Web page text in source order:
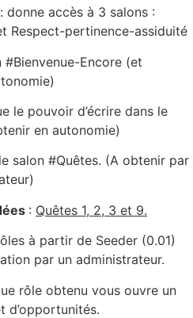
donne accès à 3 salons :
Respect-pertinence-assiduité
#Bienvenue-Encore (et
le pouvoir d’écrire dans le
en autonomie)
salon #Quêtes. (A obtenir par
: Quêtes 1, 2, 3 et 9.
à partir de Seeder (0.01)
par un administrateur.
rôle obtenu vous ouvre un
d’opportunités.